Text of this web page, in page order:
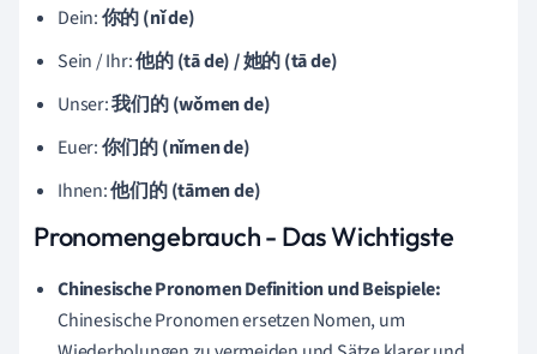
Dein:你的 (nǐ de)
Sein / Ihr:他的 (tā de) / 她的 (tā de)
Unser:我们的 (wǒmen de)
Euer:你们的 (nǐmen de)
Ihnen:他们的 (tāmen de)
Pronomengebrauch - Das Wichtigste
Chinesische Pronomen Definition und Beispiele:
Chinesische Pronomen ersetzen Nomen, um